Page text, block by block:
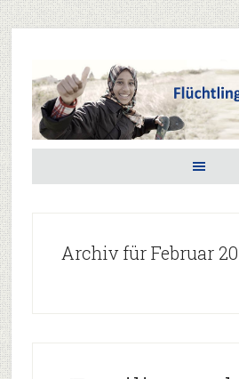
Archiv für Februar